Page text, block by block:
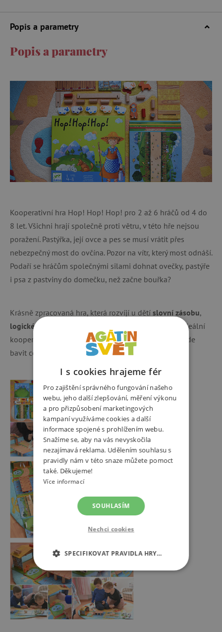
Popis a parametry
Popis a parametry
Kooperativní hra Hop! Hop! Hop! pro 2 až 6 hráčů od 4 do
8 let. Všichni hrají společně proti větru, v této hře nejsou
poražení. Pastýřka, její ovce a pes se musí vrátit přes
nebezpečný most do ovčína. Pozor na vítr, který most odnáší.
Podaří se hráčům společnými silami dohnat ovečky, pastýře
i psa z pastviny do domečku, než začne bouřka?
Krásně zpracovaná hra, která rozvíjí u dětí slovní zásobu,
logické myšlení
. Ideální
kooperativní hra do deštivého počasí, při které se bude
bavit celá rodina.
I s cookies hrajeme fér
Pro zajištění správného fungování našeho
webu, jeho další zlepšování, měření výkonu
a pro přizpůsobení marketingových
kampaní využíváme cookies a další
informace spojené s prohlížením webu.
Snažíme se, aby na vás nevyskočila
nezajímavá reklama. Udělením souhlasu s
pravidly nám v této snaze můžete pomoct
také. Děkujeme!
Více informací
SOUHLASÍM
Nechci cookies
SPECIFIKOVAT PRAVIDLA HRY…
NEZBYTNĚ NUTNÉ COOKIES
ANALYTICKÉ COOKIES
MARKETINGOVÉ COOKIES